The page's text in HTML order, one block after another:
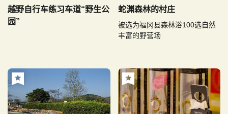
越野自行车练习车道“野生公
园”
蛇渊森林的村庄
被选为福冈县森林浴100选自然
丰富的野营场